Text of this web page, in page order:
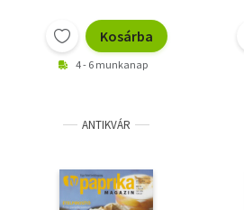
Kosárba
4 - 6 munkanap
ANTIKVÁR